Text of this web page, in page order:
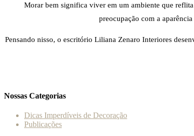
Morar bem significa viver em um ambiente que reflita
preocupação com a
Pensando nisso, o escritório Liliana Zenaro Interiores
Nossas Categorias
Dicas Imperdíveis de Decoração
Publicações